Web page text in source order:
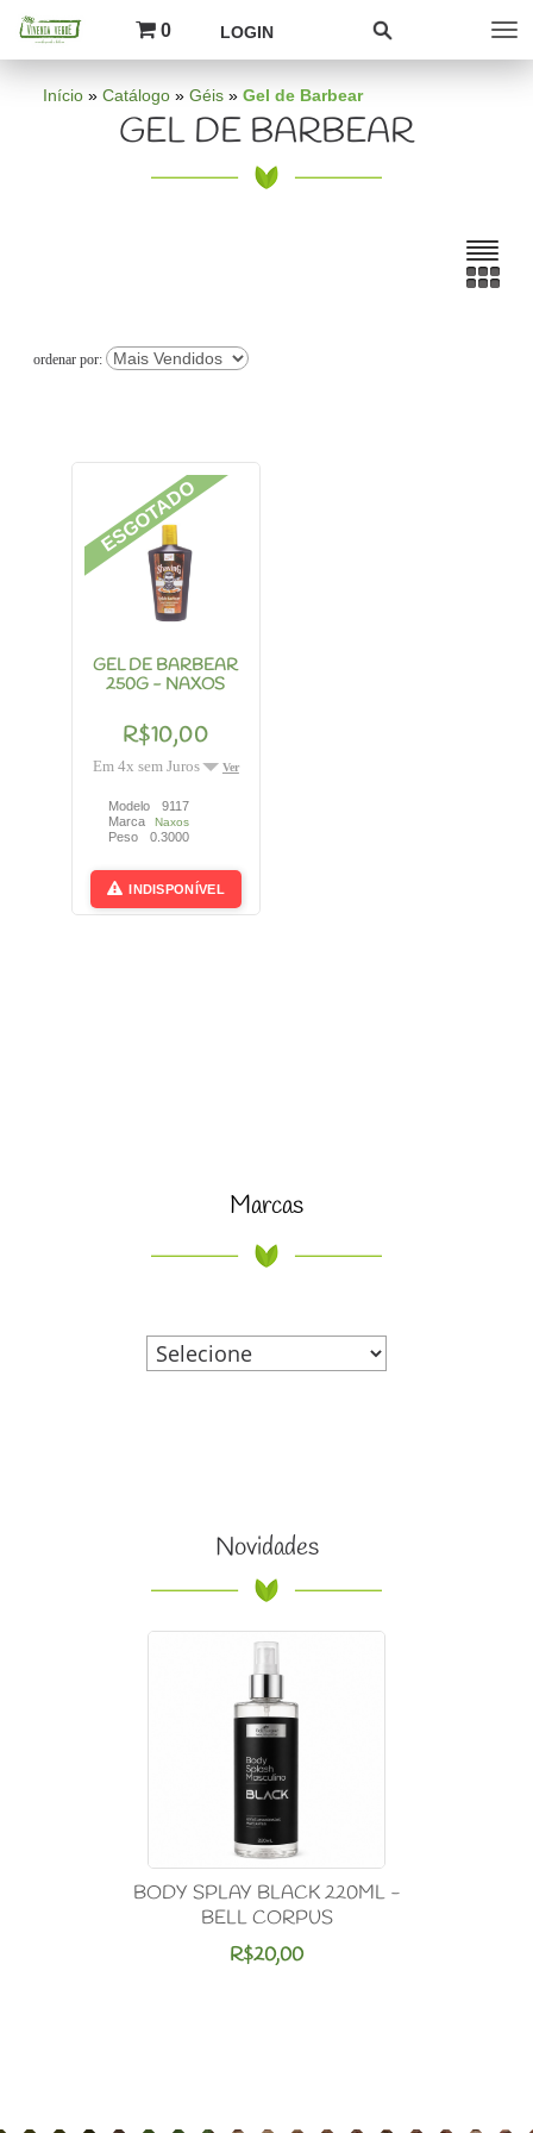
0 LOGIN
Início » Catálogo » Géis » Gel de Barbear
GEL DE BARBEAR
GEL DE BARBEAR
250G - NAXOS
Modelo
9117
Marca
Naxos
Peso 0.3000
R$10,00
Em 4x sem Juros Ver
INDISPONÍVEL
Marcas
Novidades
BODY SPLAY BLACK 220ML -
BELL CORPUS
R$20,00